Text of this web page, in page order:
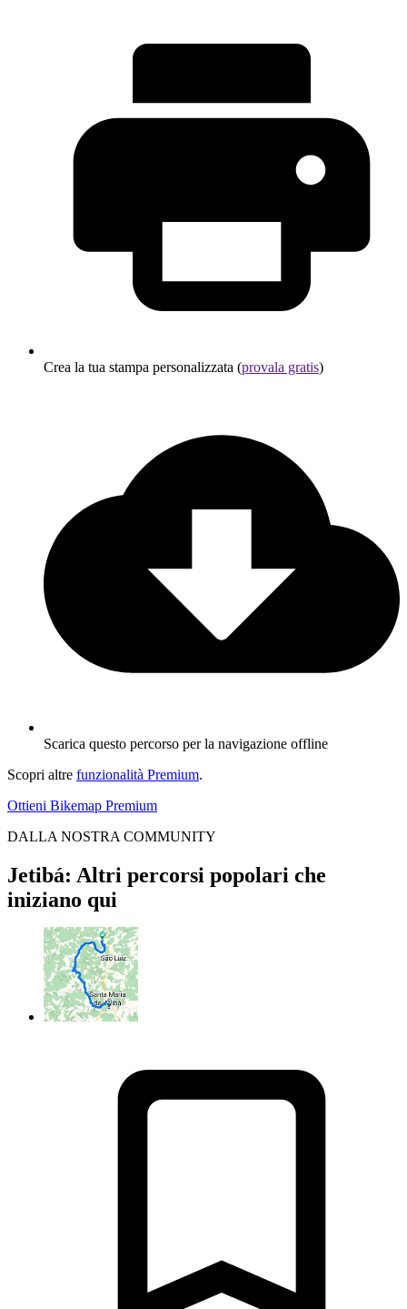
Crea la tua stampa personalizzata (provala gratis)
Scarica questo percorso per la navigazione offline
Scopri altre funzionalità Premium.
Ottieni Bikemap Premium
DALLA NOSTRA COMMUNITY
Jetibá: Altri percorsi popolari che
iniziano qui